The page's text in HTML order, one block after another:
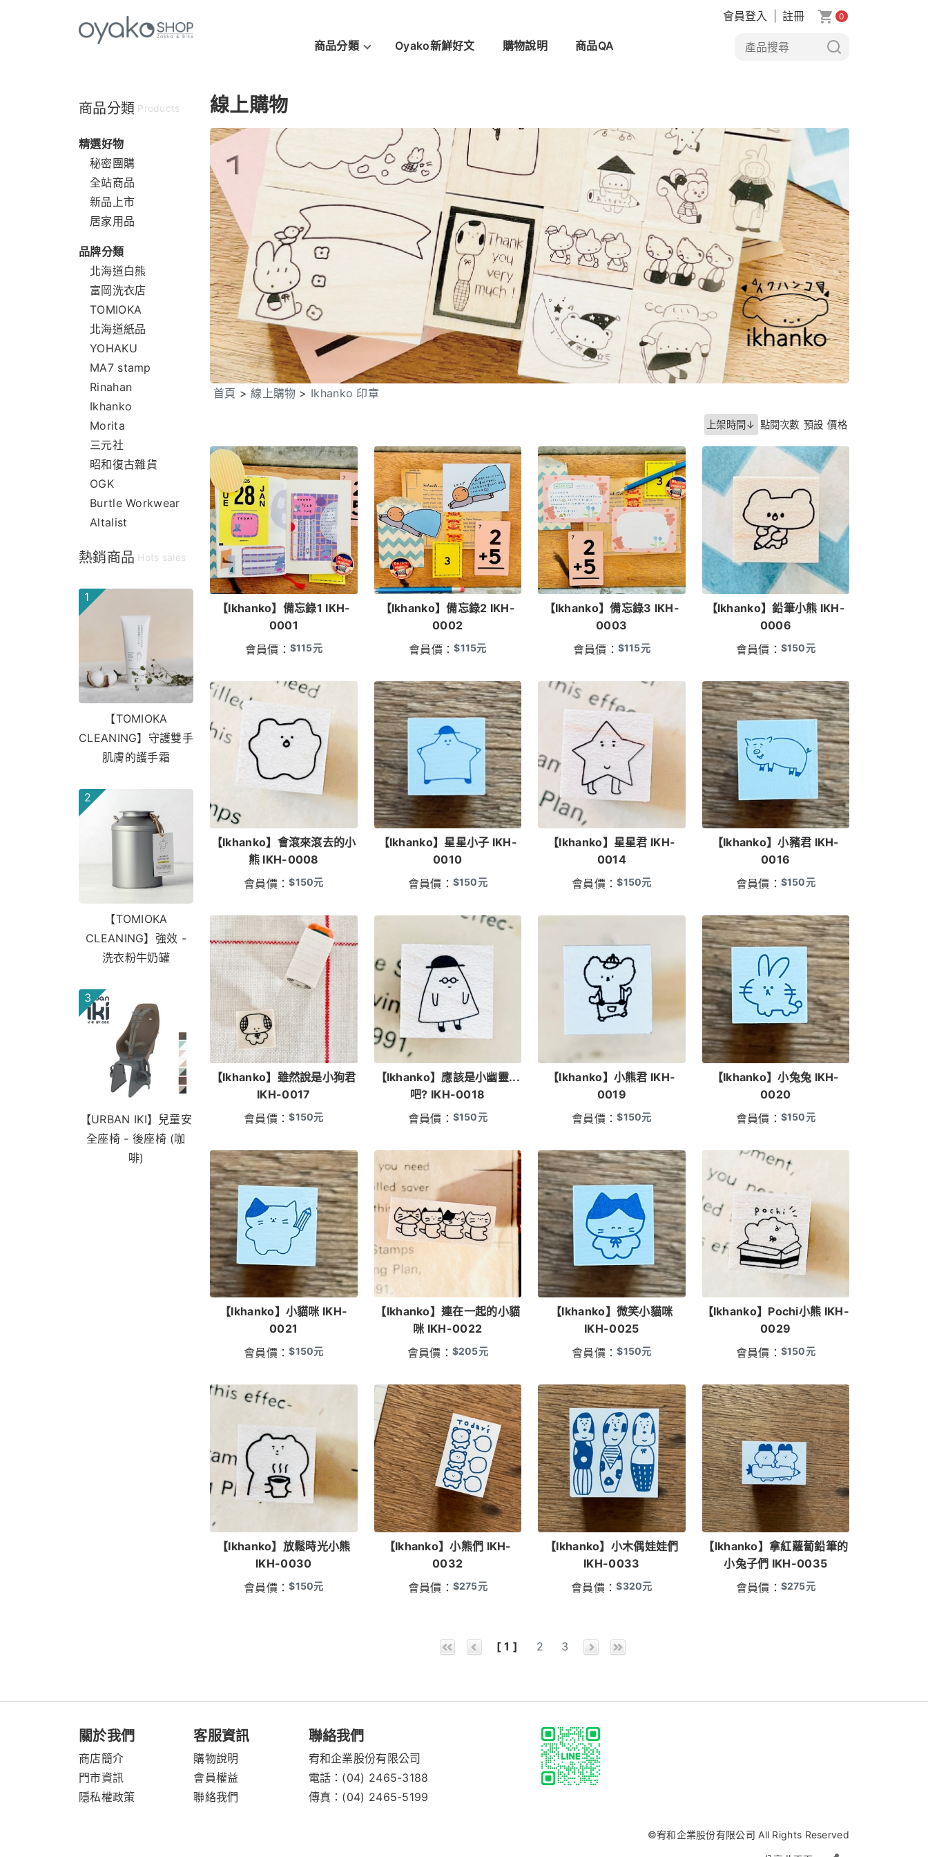
商品分類 Oyako新鮮好文 購物說明 商品QA
會員登入 註冊 0
商品分類 Products
精選好物
秘密團購
全站商品
新品上市
居家用品
品牌分類
北海道白熊
富岡洗衣店
TOMIOKA
北海道紙品
YOHAKU
MA7 stamp
Rinahan
Ikhanko
Morita
三元社
昭和復古雜貨
OGK
Burtle Workwear
Altalist
熱銷商品 Hots sales
1
【TOMIOKA
CLEANING】守護雙手
肌膚的護手霜
2
【TOMIOKA
CLEANING】強效 -
洗衣粉牛奶罐
3
【URBAN IKI】兒童安
全座椅 - 後座椅 (咖
啡)
線上購物
首頁 >線上購物 > Ikhanko 印章
上架時間↓ 點閱次數 預設 價格
【Ikhanko】備忘錄1 IKH-
0001
會員價： $115元
【Ikhanko】備忘錄2 IKH-
0002
會員價：$115元
【Ikhanko】備忘錄3 IKH-
0003
會員價： $115元
【Ikhanko】鉛筆小熊 IKH-
0006
會員價： $150元
【Ikhanko】會滾來滾去的小
熊 IKH-0008
會員價：$150元
【Ikhanko】星星小子 IKH-
0010
會員價： $150元
【Ikhanko】星星君 IKH-
0014
會員價：$150元
【Ikhanko】小豬君 IKH-
0016
會員價： $150元
【Ikhanko】雖然說是小狗君
IKH-0017
會員價：$150元
【Ikhanko】應該是小幽靈...
吧? IKH-0018
會員價： $150元
【Ikhanko】小熊君 IKH-
0019
會員價：$150元
【Ikhanko】小兔兔 IKH-
0020
會員價： $150元
【Ikhanko】小貓咪 IKH-
0021
會員價：$150元
【Ikhanko】連在一起的小貓
咪 IKH-0022
會員價： $205元
【Ikhanko】微笑小貓咪
IKH-0025
會員價：$150元
【Ikhanko】Pochi小熊 IKH-
0029
會員價： $150元
【Ikhanko】放鬆時光小熊
IKH-0030
會員價：$150元
【Ikhanko】小熊們 IKH-
0032
會員價： $275元
【Ikhanko】小木偶娃娃們
IKH-0033
會員價：$320元
【Ikhanko】拿紅蘿蔔鉛筆的
小兔子們 IKH-0035
會員價： $275元
[ 1 ] 2 3
關於我們
商店簡介
門市資訊
隱私權政策
客服資訊
購物說明
會員權益
聯絡我們
聯絡我們
宥和企業股份有限公司
電話： (04) 2465-3188
傳真：(04) 2465-5199
©宥和企業股份有限公司 All Rights Reserved